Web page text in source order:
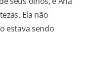
Ela não
estava sendo